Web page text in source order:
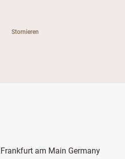
Stornieren
am Main Germany